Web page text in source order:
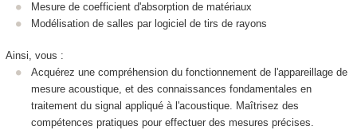
Mesure de coefficient d'absorption de matériaux
Modélisation de salles par logiciel de tirs de rayons
Ainsi, vous :
Acquérez une compréhension du fonctionnement de l'appareillage de
mesure acoustique, et des connaissances fondamentales en
traitement du signal appliqué à l'acoustique. Maîtrisez des
compétences pratiques pour effectuer des mesures précises.